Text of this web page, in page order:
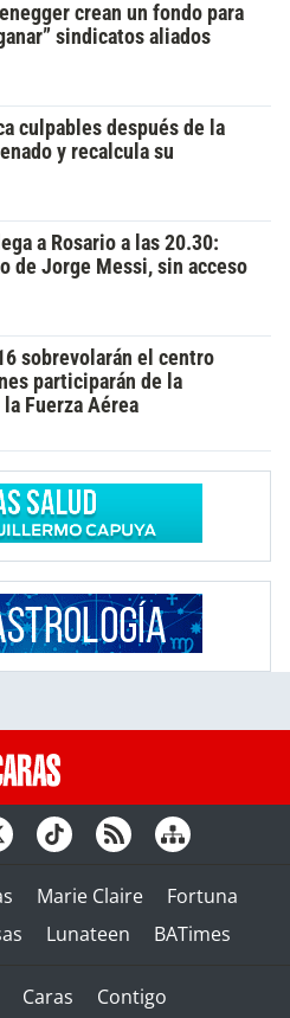
crean un fondo para
sindicatos aliados
culpables después de la
y recalcula su
a Rosario a las 20.30:
de Jorge Messi, sin acceso
sobrevolarán el centro
participarán de la
Fuerza Aérea
Marie Claire
Fortuna
Lunateen BATimes
Caras Contigo